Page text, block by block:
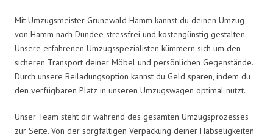
Mit Umzugsmeister Grunewald Hamm kannst du deinen Umzug
von Hamm nach Dundee stressfrei und kostengünstig gestalten.
Unsere erfahrenen Umzugsspezialisten kümmern sich um den
sicheren Transport deiner Möbel und persönlichen Gegenstände.
Durch unsere Beiladungsoption kannst du Geld sparen, indem du
den verfügbaren Platz in unseren Umzugswagen optimal nutzt.
Unser Team steht dir während des gesamten Umzugsprozesses
zur Seite. Von der sorgfältigen Verpackung deiner Habseligkeiten